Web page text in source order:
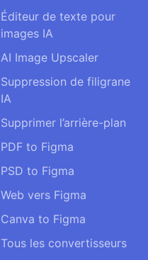
Éditeur de texte pour
images IA
AI Image Upscaler
Suppression de filigrane
IA
Supprimer l’arrière-plan
PDF to Figma
PSD to Figma
Web vers Figma
Canva to Figma
Tous les convertisseurs